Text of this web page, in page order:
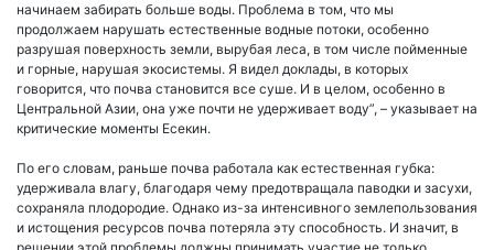
начинаем забирать больше воды. Проблема в том, что мы
продолжаем нарушать естественные водные потоки, особенно
разрушая поверхность земли, вырубая леса, в том числе пойменные
и горные, нарушая экосистемы. Я видел доклады, в которых
говорится, что почва становится все суше. И в целом, особенно в
Центральной Азии, она уже почти не удерживает воду”, – указывает на
критические моменты Есекин.
По его словам, раньше почва работала как естественная губка:
удерживала влагу, благодаря чему предотвращала паводки и засухи,
сохраняла плодородие. Однако из-за интенсивного землепользования
и истощения ресурсов почва потеряла эту способность. И значит, в